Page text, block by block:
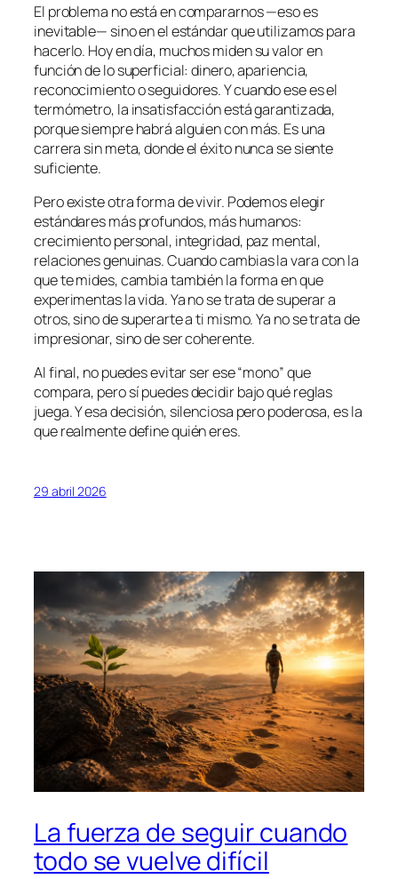
El problema no está en compararnos —eso es
inevitable— sino en el estándar que utilizamos para
hacerlo. Hoy en día, muchos miden su valor en
función de lo superficial: dinero, apariencia,
reconocimiento o seguidores. Y cuando ese es el
termómetro, la insatisfacción está garantizada,
porque siempre habrá alguien con más. Es una
carrera sin meta, donde el éxito nunca se siente
suficiente.
Pero existe otra forma de vivir. Podemos elegir
estándares más profundos, más humanos:
crecimiento personal, integridad, paz mental,
relaciones genuinas. Cuando cambias la vara con la
que te mides, cambia también la forma en que
experimentas la vida. Ya no se trata de superar a
otros, sino de superarte a ti mismo. Ya no se trata de
impresionar, sino de ser coherente.
Al final, no puedes evitar ser ese “mono” que
compara, pero sí puedes decidir bajo qué reglas
juega. Y esa decisión, silenciosa pero poderosa, es la
que realmente define quién eres.
29 abril 2026
La fuerza de seguir cuando
todo se vuelve difícil